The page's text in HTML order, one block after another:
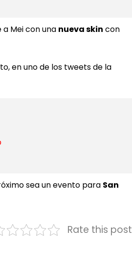
Mei con una nueva skin con
en uno de los tweets de la
sea un evento para San
Rate this post